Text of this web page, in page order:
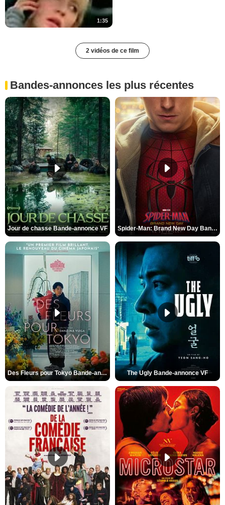
1:35
2 vidéos de ce film
Bandes-annonces les plus récentes
Jour de chasse Bande-annonce VF Spider-Man: Brand New Day Bande-annonce (3) VO STFR
Des Fleurs pour Tokyo Bande-annonce VO STFR The Ugly Bande-annonce VF